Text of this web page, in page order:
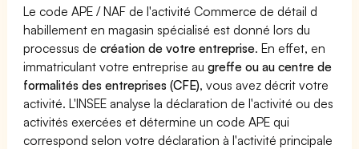
Le code APE / NAF de l'activité Commerce de détail d
habillement en magasin spécialisé est donné lors du
processus decréation de votre entreprise. En effet, en
immatriculant votre entreprise augreffe ou au centre de
formalités des entreprises (CFE), vous avez décrit votre
activité. L'INSEE analyse la déclaration de l'activité ou des
activités exercées et détermine un code APE qui
correspond selon votre déclaration à l'activité principale